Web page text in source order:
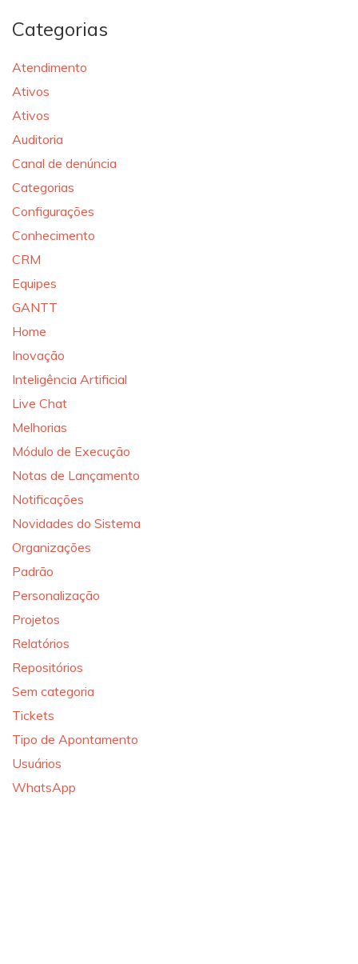
Categorias
Atendimento
Ativos
Ativos
Auditoria
Canal de denúncia
Categorias
Configurações
Conhecimento
CRM
Equipes
GANTT
Home
Inovação
Inteligência Artificial
Live Chat
Melhorias
Módulo de Execução
Notas de Lançamento
Notificações
Novidades do Sistema
Organizações
Padrão
Personalização
Projetos
Relatórios
Repositórios
Sem categoria
Tickets
Tipo de Apontamento
Usuários
WhatsApp